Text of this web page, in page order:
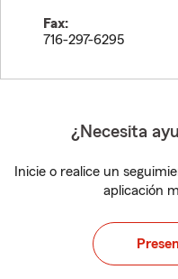
Fax:
716-297-6295
¿Necesita
Inicie o realice un
aplicación